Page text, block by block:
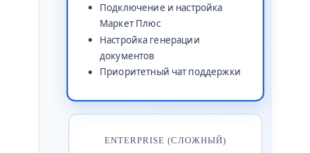
Подключение и настройка
Маркет Плюс
Настройка генерации
документов
Приоритетный чат поддержки
ENTERPRISE (СЛОЖНЫЙ)